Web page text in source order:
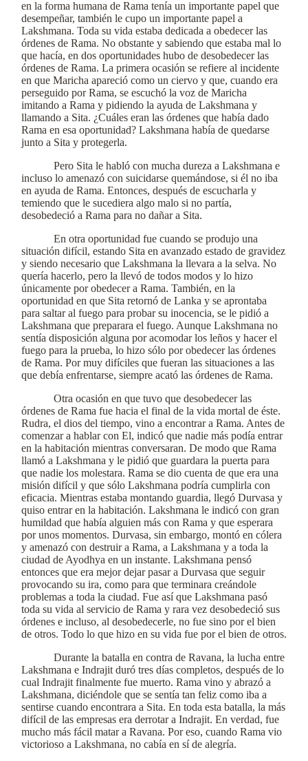
en la forma humana de Rama tenía un importante papel que
desempeñar, también le cupo un importante papel a
Lakshmana. Toda su vida estaba dedicada a obedecer las
órdenes de Rama. No obstante y sabiendo que estaba mal lo
que hacía, en dos oportunidades hubo de desobedecer las
órdenes de Rama. La primera ocasión se refiere al incidente
en que Maricha apareció como un ciervo y que, cuando era
perseguido por Rama, se escuchó la voz de Maricha
imitando a Rama y pidiendo la ayuda de Lakshmana y
llamando a Sita. ¿Cuáles eran las órdenes que había dado
Rama en esa oportunidad? Lakshmana había de quedarse
junto a Sita y protegerla.
Pero Sita le habló con mucha dureza a Lakshmana e
incluso lo amenazó con suicidarse quemándose, si él no iba
en ayuda de Rama. Entonces, después de escucharla y
temiendo que le sucediera algo malo si no partía,
desobedeció a Rama para no dañar a Sita.
En otra oportunidad fue cuando se produjo una
situación difícil, estando Sita en avanzado estado de gravidez
y siendo necesario que Lakshmana la llevara a la selva. No
quería hacerlo, pero la llevó de todos modos y lo hizo
únicamente por obedecer a Rama. También, en la
oportunidad en que Sita retornó de Lanka y se aprontaba
para saltar al fuego para probar su inocencia, se le pidió a
Lakshmana que preparara el fuego. Aunque Lakshmana no
sentía disposición alguna por acomodar los leños y hacer el
fuego para la prueba, lo hizo sólo por obedecer las órdenes
de Rama. Por muy difíciles que fueran las situaciones a las
que debía enfrentarse, siempre acató las órdenes de Rama.
Otra ocasión en que tuvo que desobedecer las
órdenes de Rama fue hacia el final de la vida mortal de éste.
Rudra, el dios del tiempo, vino a encontrar a Rama. Antes de
comenzar a hablar con El, indicó que nadie más podía entrar
en la habitación mientras conversaran. De modo que Rama
llamó a Lakshmana y le pidió que guardara la puerta para
que nadie los molestara. Rama se dio cuenta de que era una
misión difícil y que sólo Lakshmana podría cumplirla con
eficacia. Mientras estaba montando guardia, llegó Durvasa y
quiso entrar en la habitación. Lakshmana le indicó con gran
humildad que había alguien más con Rama y que esperara
por unos momentos. Durvasa, sin embargo, montó en cólera
y amenazó con destruir a Rama, a Lakshmana y a toda la
ciudad de Ayodhya en un instante. Lakshmana pensó
entonces que era mejor dejar pasar a Durvasa que seguir
provocando su ira, como para que terminara creándole
problemas a toda la ciudad. Fue así que Lakshmana pasó
toda su vida al servicio de Rama y rara vez desobedeció sus
órdenes e incluso, al desobedecerle, no fue sino por el bien
de otros. Todo lo que hizo en su vida fue por el bien de otros.
Durante la batalla en contra de Ravana, la lucha entre
Lakshmana e Indrajit duró tres días completos, después de lo
cual Indrajit finalmente fue muerto. Rama vino y abrazó a
Lakshmana, diciéndole que se sentía tan feliz como iba a
sentirse cuando encontrara a Sita. En toda esta batalla, la más
difícil de las empresas era derrotar a Indrajit. En verdad, fue
mucho más fácil matar a Ravana. Por eso, cuando Rama vio
victorioso a Lakshmana, no cabía en sí de alegría.